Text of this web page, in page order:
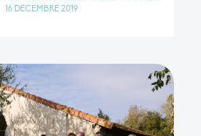
16 DÉCEMBRE 2019